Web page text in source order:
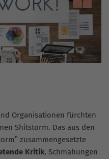
Organisationen fürchten
Shitstorm. Das aus den
zusammengesetzte
Kritik, Schmähungen